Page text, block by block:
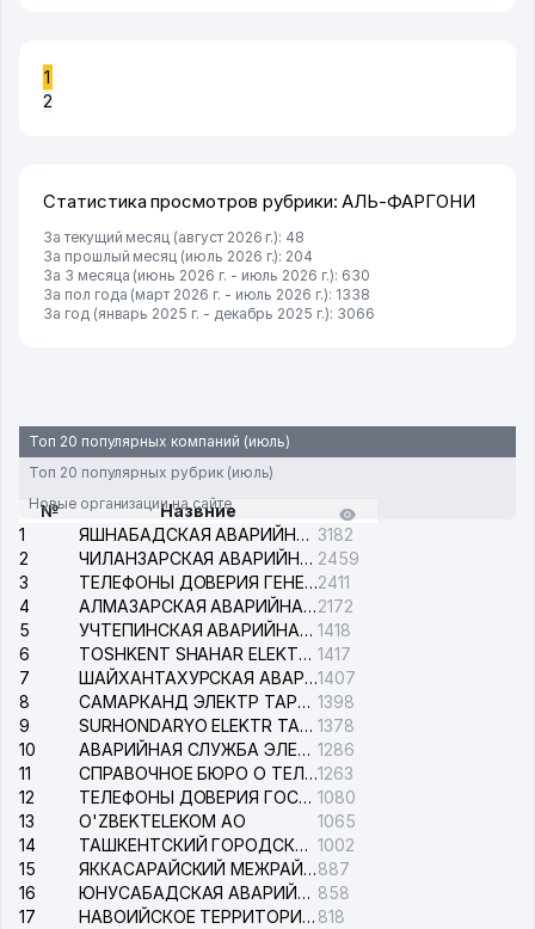
1
2
Статистика просмотров рубрики: АЛЬ-ФАРГОНИ
За текущий месяц (август 2026 г.): 48
За прошлый месяц (июль 2026 г.): 204
За 3 месяца (июнь 2026 г. - июль 2026 г.): 630
За пол года (март 2026 г. - июль 2026 г.): 1338
За год (январь 2025 г. - декабрь 2025 г.): 3066
Топ 20 популярных компаний (июль)
Топ 20 популярных рубрик (июль)
Новые организации на сайте
№
Назвние
1
ЯШНАБАДСКАЯ АВАРИЙНАЯ СЛУЖБА ЭЛЕКТРОСЕТИ 3182
2
ЧИЛАНЗАРСКАЯ АВАРИЙНАЯ СЛУЖБА ЭЛЕКТРОСЕТИ 2459
3
ТЕЛЕФОНЫ ДОВЕРИЯ ГЕНЕРАЛЬНОЙ ПРОКУРАТУРЫ РЕСПУБЛИКИ УЗБЕКИСТАН2411
4
АЛМАЗАРСКАЯ АВАРИЙНАЯ СЛУЖБА ЭЛЕКТРОСЕТИ2172
5
УЧТЕПИНСКАЯ АВАРИЙНАЯ СЛУЖБА ЭЛЕКТРОСЕТИ 1418
6
TOSHKENT SHAHAR ELEKTR TARMOQLARI KORXONASI АО 1417
7
ШАЙХАНТАХУРСКАЯ АВАРИЙНАЯ СЛУЖБА ЭЛЕКТРОСЕТИ1407
8
САМАРКАНД ЭЛЕКТР ТАРМОКЛАРИ АО 1398
9
SURHONDARYO ELEKTR TARMOKLARI АО 1378
10
АВАРИЙНАЯ СЛУЖБА ЭЛЕКТРОСЕТИ ТАШКЕНТСКОГО РАЙОНА 1286
11
СПРАВОЧНОЕ БЮРО О ТЕЛЕФОНАХ ОРГАНИЗАЦИЙ г. ТАШКЕНТА1263
12
ТЕЛЕФОНЫ ДОВЕРИЯ ГОСУДАРСТВЕННОГО ЦЕНТРА ТЕСТИРОВАНИЯ 1080
13
O'ZBEKTELEKOM АО
1065
14
ТАШКЕНТСКИЙ ГОРОДСКОЙ СУД ПО ГРАЖДАНСКИМ ДЕЛАМ 1002
15
ЯККАСАРАЙСКИЙ МЕЖРАЙОННЫЙ СУД ПО ГРАЖДАНСКИМ ДЕЛАМ887
16
ЮНУСАБАДСКАЯ АВАРИЙНАЯ СЛУЖБА ЭЛЕКТРОСЕТИ 858
17
НАВОИЙСКОЕ ТЕРРИТОРИАЛЬНОЕ ПРЕДПРИЯТИЕ ЭЛЕКТРОСЕТИ АО 818